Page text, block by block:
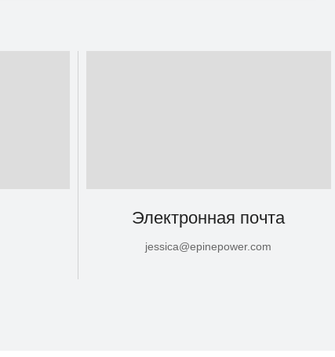
Электронная почта
jessica@epinepower.com